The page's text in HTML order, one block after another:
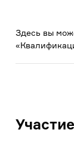
Здесь вы